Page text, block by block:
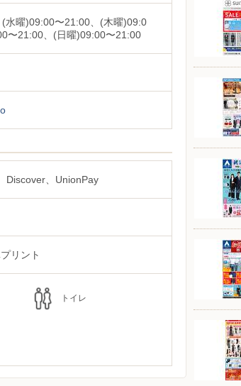
水曜)09:00〜21:00、(木曜)09:0
〜21:00、(日曜)09:00〜21:00
Discover、UnionPay
リント
トイレ